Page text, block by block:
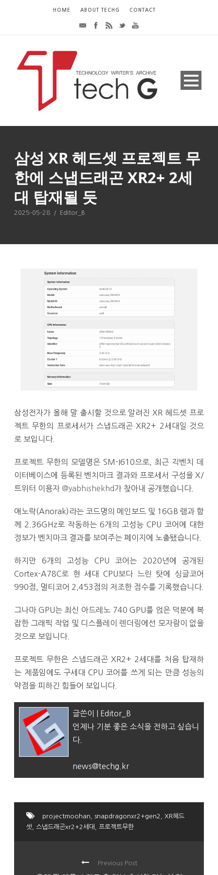
HOME ABOUT TECHG CONTACT
삼성 XR 헤드셋 프로젝트 무
한에 스냅드래곤 XR2+ 2세
대 탑재될 듯
2025-05-28 / Editor_B
삼성전자가 올해 말 출시할 것으로 알려진 XR 헤드셋 프로
젝트 무한의 프로세서가 스냅드래곤 XR2+ 2세대일 것으
로 보입니다.
프로젝트 무한의 모델명은 SM-I610으로, 최근 긱벤치 데
이터베이스에 등록된 벤치마크 결과와 프로세서 구성을 X/
트위터 이용자 @yabhishekhd가 찾아내 공개했습니다.
애노락(Anorak)라는 코드명의 메인보드 및 16GB 램과 함
께 2.36GHz로 작동하는 6개의 고성능 CPU 코어에 대한
정보가 벤치마크 결과를 보여주는 페이지에 노출됐습니다.
하지만 6개의 고성능 CPU 코어는 2020년에 공개된
Cortex-A78C로 현 세대 CPU보다 느린 탓에 싱글코어
990점, 멀티코어 2,453점의 저조한 점수를 기록했습니다.
그나마 GPU는 최신 아드레노 740 GPU를 얹은 덕분에 복
잡한 그래픽 작업 및 디스플레이 렌더링에선 모자람이 없을
것으로 보입니다.
프로젝트 무한은 스냅드래곤 XR2+ 2세대를 처음 탑재하
는 제품임에도 구세대 CPU 코어를 쓰게 되는 만큼 성능의
약점을 피하긴 힘들어 보입니다.
글쓴이 | Editor_B
언제나 기분 좋은 소식을 전하고 싶습니
다.
news@techg.kr
projectmoohan snapdragonxr2+gen2
XR헤드
셋
스냅드래곤xr2+2세대 프로젝트무한
Previous Post